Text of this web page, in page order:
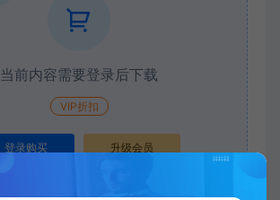
当前内容需要登录后下载
VIP折扣
登录购买 升级会员